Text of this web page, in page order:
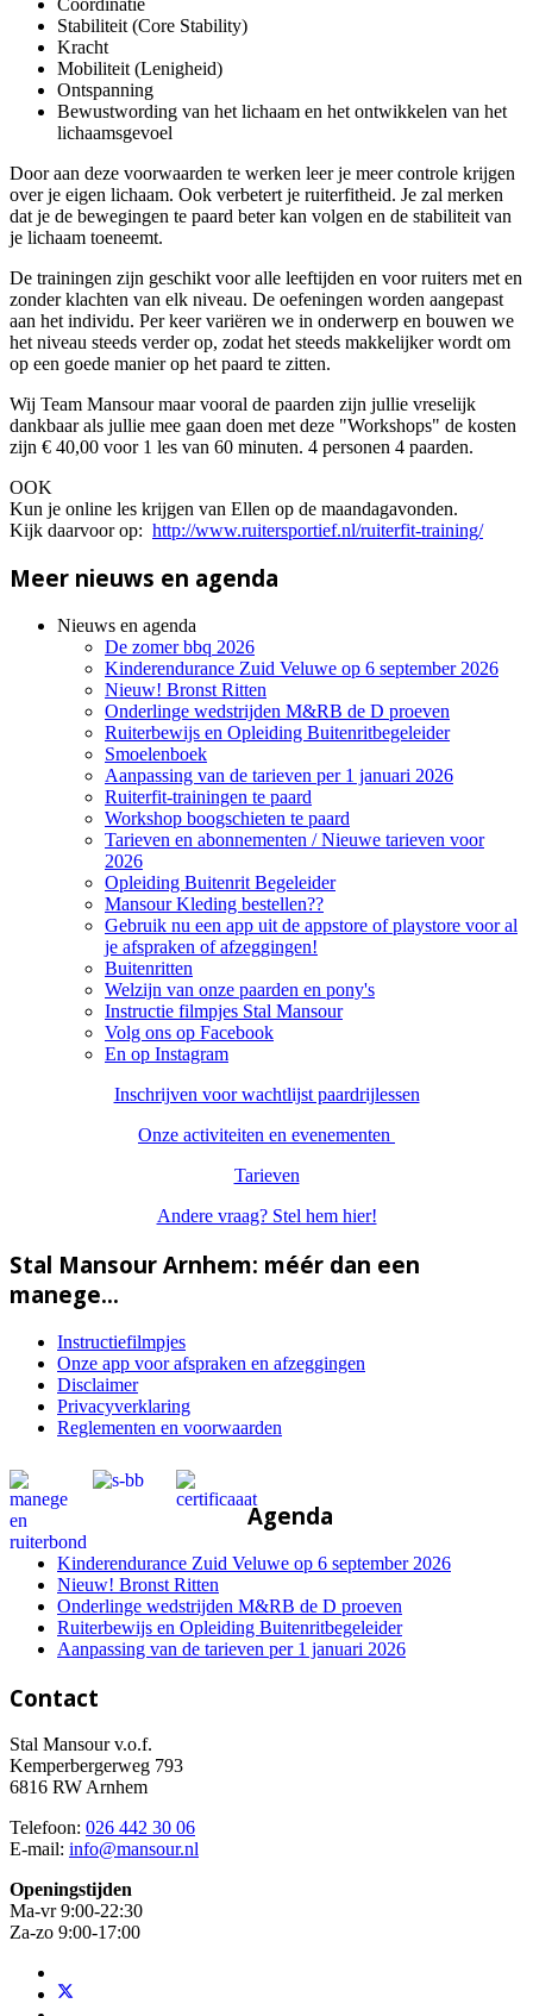
Stabiliteit (Core Stability)
Kracht
Mobiliteit (Lenigheid)
Ontspanning
Bewustwording van het lichaam en het ontwikkelen van het
lichaamsgevoel
Door aan deze voorwaarden te werken leer je meer controle krijgen
over je eigen lichaam. Ook verbetert je ruiterfitheid. Je zal merken
dat je de bewegingen te paard beter kan volgen en de stabiliteit van
je lichaam toeneemt.
De trainingen zijn geschikt voor alle leeftijden en voor ruiters met en
zonder klachten van elk niveau. De oefeningen worden aangepast
aan het individu. Per keer variëren we in onderwerp en bouwen we
het niveau steeds verder op, zodat het steeds makkelijker wordt om
op een goede manier op het paard te zitten.
Wij Team Mansour maar vooral de paarden zijn jullie vreselijk
dankbaar als jullie mee gaan doen met deze "Workshops" de kosten
zijn € 40,00 voor 1 les van 60 minuten. 4 personen 4 paarden.
OOK
Kun je online les krijgen van Ellen op de maandagavonden.
Kijk daarvoor op: http://www.ruitersportief.nl/ruiterfit-training/
Meer nieuws en agenda
Nieuws en agenda
De zomer bbq 2026
Kinderendurance Zuid Veluwe op 6 september 2026
Nieuw! Bronst Ritten
Onderlinge wedstrijden M&RB de D proeven
Ruiterbewijs en Opleiding Buitenritbegeleider
Smoelenboek
Aanpassing van de tarieven per 1 januari 2026
Ruiterfit-trainingen te paard
Workshop boogschieten te paard
Tarieven en abonnementen / Nieuwe tarieven voor
2026
Opleiding Buitenrit Begeleider
Mansour Kleding bestellen??
Gebruik nu een app uit de appstore of playstore voor al
je afspraken of afzeggingen!
Buitenritten
Welzijn van onze paarden en pony's
Instructie filmpjes Stal Mansour
Volg ons op Facebook
En op Instagram
Inschrijven voor wachtlijst paardrijlessen
Onze activiteiten en evenementen
Tarieven
Andere vraag? Stel hem hier!
Stal Mansour Arnhem: méér dan een
manege...
Instructiefilmpjes
Onze app voor afspraken en afzeggingen
Disclaimer
Privacyverklaring
Reglementen en voorwaarden
Agenda
Kinderendurance Zuid Veluwe op 6 september 2026
Nieuw! Bronst Ritten
Onderlinge wedstrijden M&RB de D proeven
Ruiterbewijs en Opleiding Buitenritbegeleider
Aanpassing van de tarieven per 1 januari 2026
Contact
Stal Mansour v.o.f.
Kemperbergerweg 793
6816 RW Arnhem
Telefoon: 026 442 30 06
E-mail: info@mansour.nl
Openingstijden
Ma-vr 9:00-22:30
Za-zo 9:00-17:00